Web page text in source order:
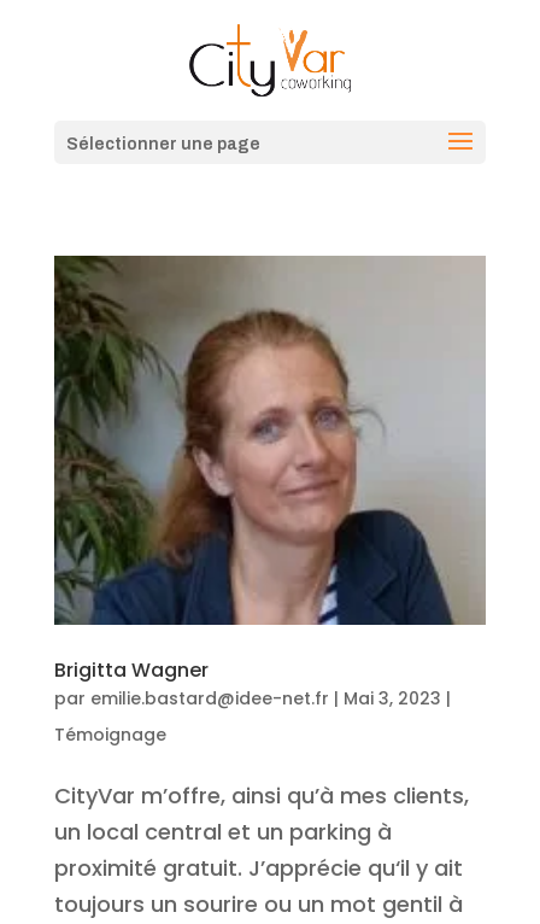
Sélectionner une page
Brigitta Wagner
par emilie.bastard@idee-net.fr | Mai 3, 2023 |
Témoignage
CityVar m’offre, ainsi qu’à mes clients,
un local central et un parking à
proximité gratuit. J’apprécie qu‘il y ait
toujours un sourire ou un mot gentil à